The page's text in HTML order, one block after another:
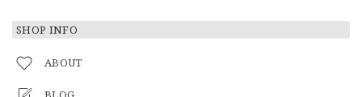
SHOP INFO
ABOUT